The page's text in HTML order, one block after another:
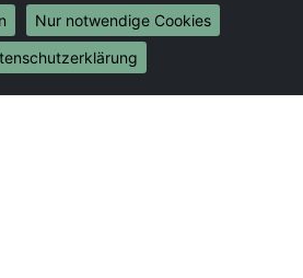
nach Brasilien
nach Brunei Darussalam
Nur notwendige Cookies